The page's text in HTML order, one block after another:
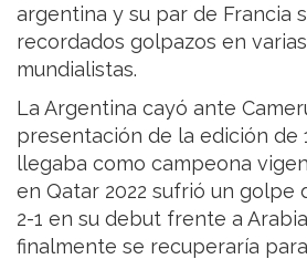
argentina y su par de Francia
recordados golpazos en
mundialistas.
La Argentina cayó ante
presentación de la edición de
llegaba como campeona
en Qatar 2022 sufrió un golpe
2-1 en su debut frente a
finalmente se recuperaría